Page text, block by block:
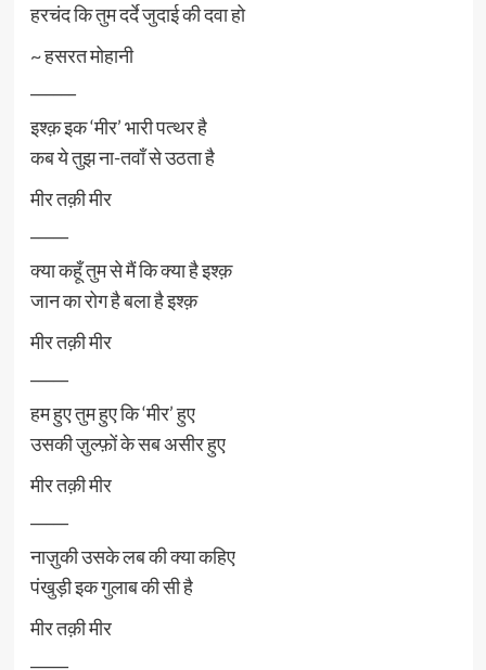
हरचंद कि तुम दर्दे जुदाई की दवा हो
~ हसरत मोहानी
इश्क़ इक ‘मीर’ भारी पत्थर है
कब ये तुझ ना-तवाँ से उठता है
मीर तक़ी मीर
क्या कहूँ तुम से मैं कि क्या है इश्क़
जान का रोग है बला है इश्क़
मीर तक़ी मीर
हम हुए तुम हुए कि ‘मीर’ हुए
उसकी ज़ुल्फ़ों के सब असीर हुए
मीर तक़ी मीर
नाज़ुकी उसके लब की क्या कहिए
पंखुड़ी इक गुलाब की सी है
मीर तक़ी मीर